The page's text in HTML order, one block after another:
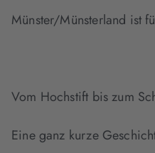
Münster/Münsterland ist
Vom Hochstift bis zum
Eine ganz kurze